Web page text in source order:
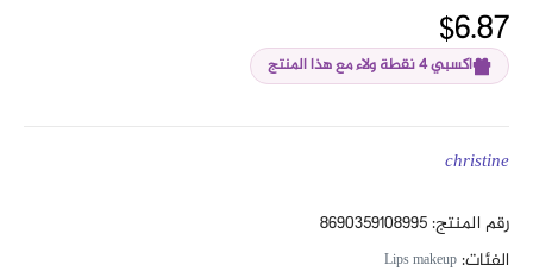
$6.87
اكسبي 4 نقطة ولاء مع هذا المنتج
christine
رقم المنتج: 8690359108995
الفئات: Lips makeup